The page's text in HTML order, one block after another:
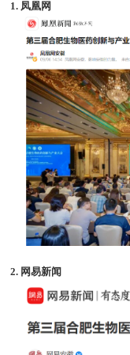
1. 凤凰网
2. 网易新闻